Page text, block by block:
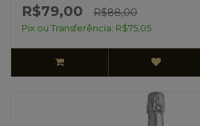
R$79,00 R$88,00
Pix ou Transferência: R$75,05